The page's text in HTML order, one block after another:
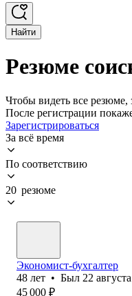
Найти
Резюме
Чтобы видеть все резюме,
После регистрации
Зарегистрироваться
За всё время
По соответствию
20 резюме
Экономист-бухгалтер
48 лет • Был 22
45 000 ₽